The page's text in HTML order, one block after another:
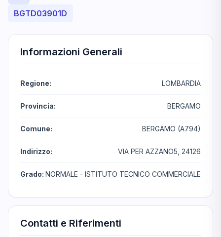
BGTD03901D
Informazioni Generali
Regione: LOMBARDIA
Provincia: BERGAMO
Comune: BERGAMO (A794)
Indirizzo: VIA PER AZZANO5, 24126
Grado: NORMALE - ISTITUTO TECNICO COMMERCIALE
Contatti e Riferimenti